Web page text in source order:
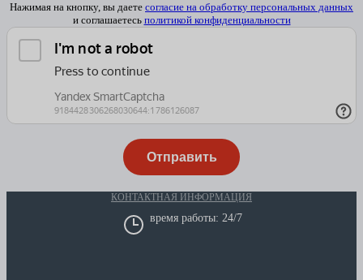
Нажимая на кнопку, вы даете согласие на обработку персональных данных
и соглашаетесь политикой конфиденциальности
КОНТАКТНАЯ ИНФОРМАЦИЯ
время работы: 24/7